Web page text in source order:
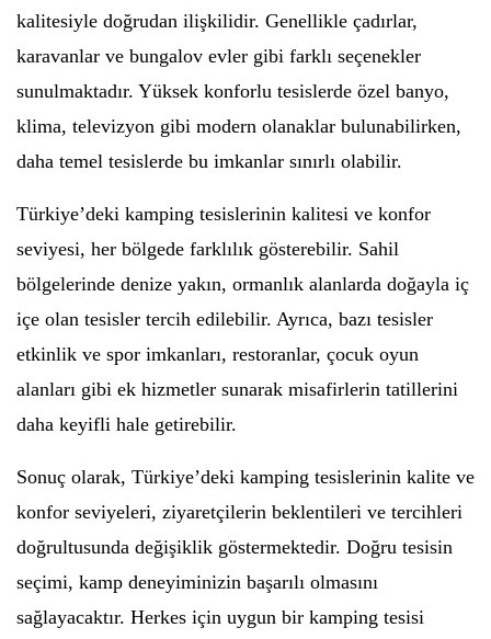
kalitesiyle doğrudan ilişkilidir. Genellikle çadırlar,
karavanlar ve bungalov evler gibi farklı seçenekler
sunulmaktadır. Yüksek konforlu tesislerde özel banyo,
klima, televizyon gibi modern olanaklar bulunabilirken,
daha temel tesislerde bu imkanlar sınırlı olabilir.
Türkiye’deki kamping tesislerinin kalitesi ve konfor
seviyesi, her bölgede farklılık gösterebilir. Sahil
bölgelerinde denize yakın, ormanlık alanlarda doğayla iç
içe olan tesisler tercih edilebilir. Ayrıca, bazı tesisler
etkinlik ve spor imkanları, restoranlar, çocuk oyun
alanları gibi ek hizmetler sunarak misafirlerin tatillerini
daha keyifli hale getirebilir.
Sonuç olarak, Türkiye’deki kamping tesislerinin kalite ve
konfor seviyeleri, ziyaretçilerin beklentileri ve tercihleri
doğrultusunda değişiklik göstermektedir. Doğru tesisin
seçimi, kamp deneyiminizin başarılı olmasını
sağlayacaktır. Herkes için uygun bir kamping tesisi